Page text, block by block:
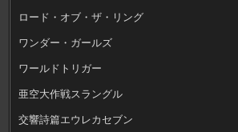
ロード・オブ・ザ・リング
ワンダー・ガールズ
ワールドトリガー
亜空大作戦スラングル
交響詩篇エウレカセブン